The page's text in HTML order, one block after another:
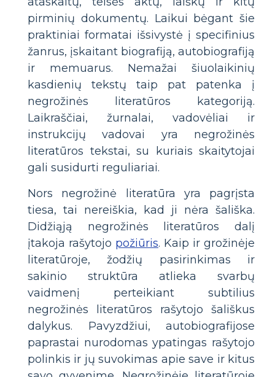
pirminių dokumentų. Laikui bėgant šie
praktiniai formatai išsivystė į specifinius
žanrus, įskaitant biografiją, autobiografiją
ir memuarus. Nemažai šiuolaikinių
kasdienių tekstų taip pat patenka į
negrožinės literatūros kategoriją.
Laikraščiai, žurnalai, vadovėliai ir
instrukcijų vadovai yra negrožinės
literatūros tekstai, su kuriais skaitytojai
gali susidurti reguliariai.
Nors negrožinė literatūra yra pagrįsta
tiesa, tai nereiškia, kad ji nėra šališka.
Didžiąją negrožinės literatūros dalį
įtakoja rašytojo požiūris. Kaip ir grožinėje
literatūroje, žodžių pasirinkimas ir
sakinio struktūra atlieka svarbų
vaidmenį perteikiant subtilius
negrožinės literatūros rašytojo šališkus
dalykus. Pavyzdžiui, autobiografijose
paprastai nurodomas ypatingas rašytojo
polinkis ir jų suvokimas apie save ir kitus